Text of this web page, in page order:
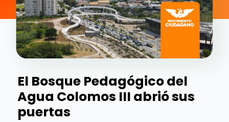
El Bosque Pedagógico del
Agua Colomos III abrió sus
puertas